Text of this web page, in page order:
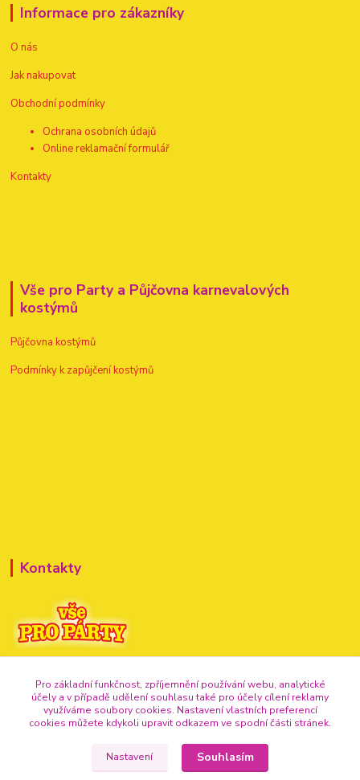
Informace pro zákazníky
O nás
Jak nakupovat
Obchodní podmínky
Ochrana osobních údajů
Online reklamační formulář
Kontakty
Vše pro Party a Půjčovna karnevalových
kostýmů
Půjčovna kostýmů
Podmínky k zapůjčení kostýmů
Kontakty
info@vse-pro-party.cz
Pro základní funkčnost, zpříjemnění používání webu, analytické
účely a v případě udělení souhlasu také pro účely cílení reklamy
využíváme soubory cookies. Nastavení vlastních preferencí
cookies můžete kdykoli upravit odkazem ve spodní části stránek.
Nastavení Souhlasím